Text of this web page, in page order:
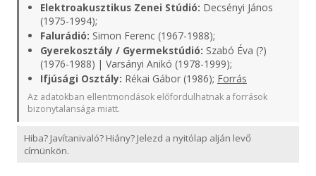
Elektroakusztikus Zenei Stúdió: Decsényi János
(1975-1994);
Falurádió: Simon Ferenc (1967-1988);
Gyerekosztály / Gyermekstúdió: Szabó Éva (?)
(1976-1988) | Varsányi Anikó (1978-1999);
Ifjúsági Osztály: Rékai Gábor (1986); Forrás
Az adatokban ellentmondások előfordulhatnak a források
bizonytalansága miatt.
Hiba? Javítanivaló? Hiány? Jelezd a nyitólap alján levő
címünkön.